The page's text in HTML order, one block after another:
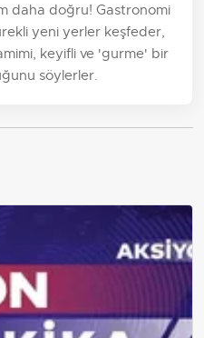
daha doğru! Gastronomi
yeni yerler keşfeder,
keyifli ve 'gurme' bir
söylerler.